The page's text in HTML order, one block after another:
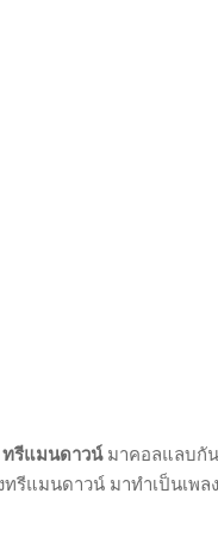
ทรีแมนดาวน์มาคอลแลบกัน
รีแมนดาวน์ มาทำเป็นเพล